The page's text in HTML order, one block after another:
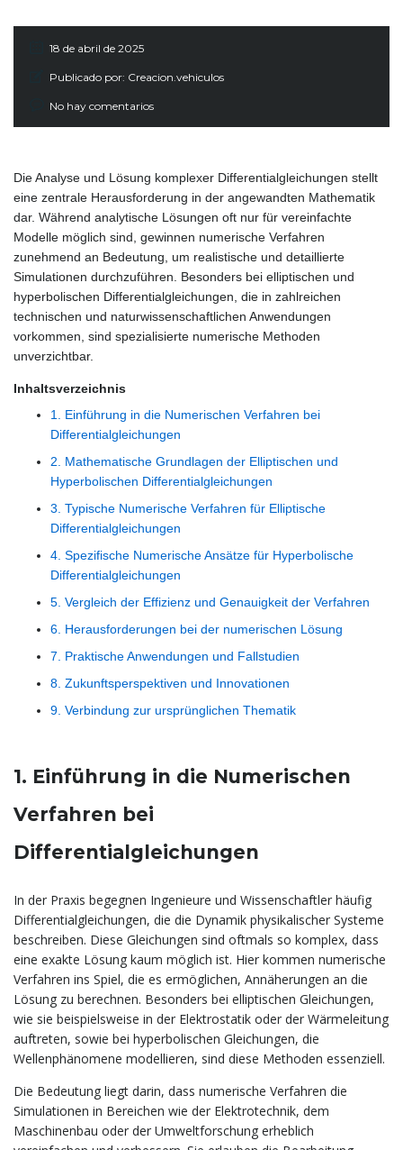
18 de abril de 2025
Publicado por: Creacion.vehiculos
No hay comentarios
Die Analyse und Lösung komplexer Differentialgleichungen stellt
eine zentrale Herausforderung in der angewandten Mathematik
dar. Während analytische Lösungen oft nur für vereinfachte
Modelle möglich sind, gewinnen numerische Verfahren
zunehmend an Bedeutung, um realistische und detaillierte
Simulationen durchzuführen. Besonders bei elliptischen und
hyperbolischen Differentialgleichungen, die in zahlreichen
technischen und naturwissenschaftlichen Anwendungen
vorkommen, sind spezialisierte numerische Methoden
unverzichtbar.
Inhaltsverzeichnis
1. Einführung in die Numerischen Verfahren bei
Differentialgleichungen
2. Mathematische Grundlagen der Elliptischen und
Hyperbolischen Differentialgleichungen
3. Typische Numerische Verfahren für Elliptische
Differentialgleichungen
4. Spezifische Numerische Ansätze für Hyperbolische
Differentialgleichungen
5. Vergleich der Effizienz und Genauigkeit der Verfahren
6. Herausforderungen bei der numerischen Lösung
7. Praktische Anwendungen und Fallstudien
8. Zukunftsperspektiven und Innovationen
9. Verbindung zur ursprünglichen Thematik
1. Einführung in die Numerischen
Verfahren bei
Differentialgleichungen
In der Praxis begegnen Ingenieure und Wissenschaftler häufig
Differentialgleichungen, die die Dynamik physikalischer Systeme
beschreiben. Diese Gleichungen sind oftmals so komplex, dass
eine exakte Lösung kaum möglich ist. Hier kommen numerische
Verfahren ins Spiel, die es ermöglichen, Annäherungen an die
Lösung zu berechnen. Besonders bei elliptischen Gleichungen,
wie sie beispielsweise in der Elektrostatik oder der Wärmeleitung
auftreten, sowie bei hyperbolischen Gleichungen, die
Wellenphänomene modellieren, sind diese Methoden essenziell.
Die Bedeutung liegt darin, dass numerische Verfahren die
Simulationen in Bereichen wie der Elektrotechnik, dem
Maschinenbau oder der Umweltforschung erheblich